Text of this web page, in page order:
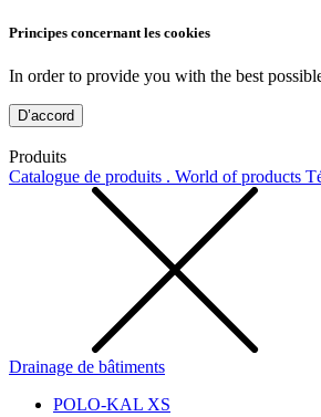
Principes concernant les cookies
In order to provide you with the best
D’accord
Produits
Catalogue de produits . World of products
Drainage de bâtiments
POLO-KAL XS